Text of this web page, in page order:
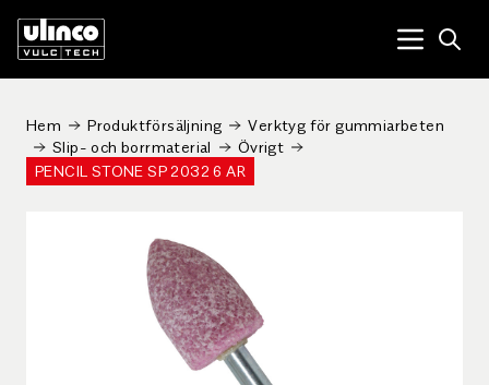
Menu
Hem Produktförsäljning
Verktyg för gummiarbeten
Slip- och borrmaterial
Övrigt
PENCIL STONE SP 2032 6 AR